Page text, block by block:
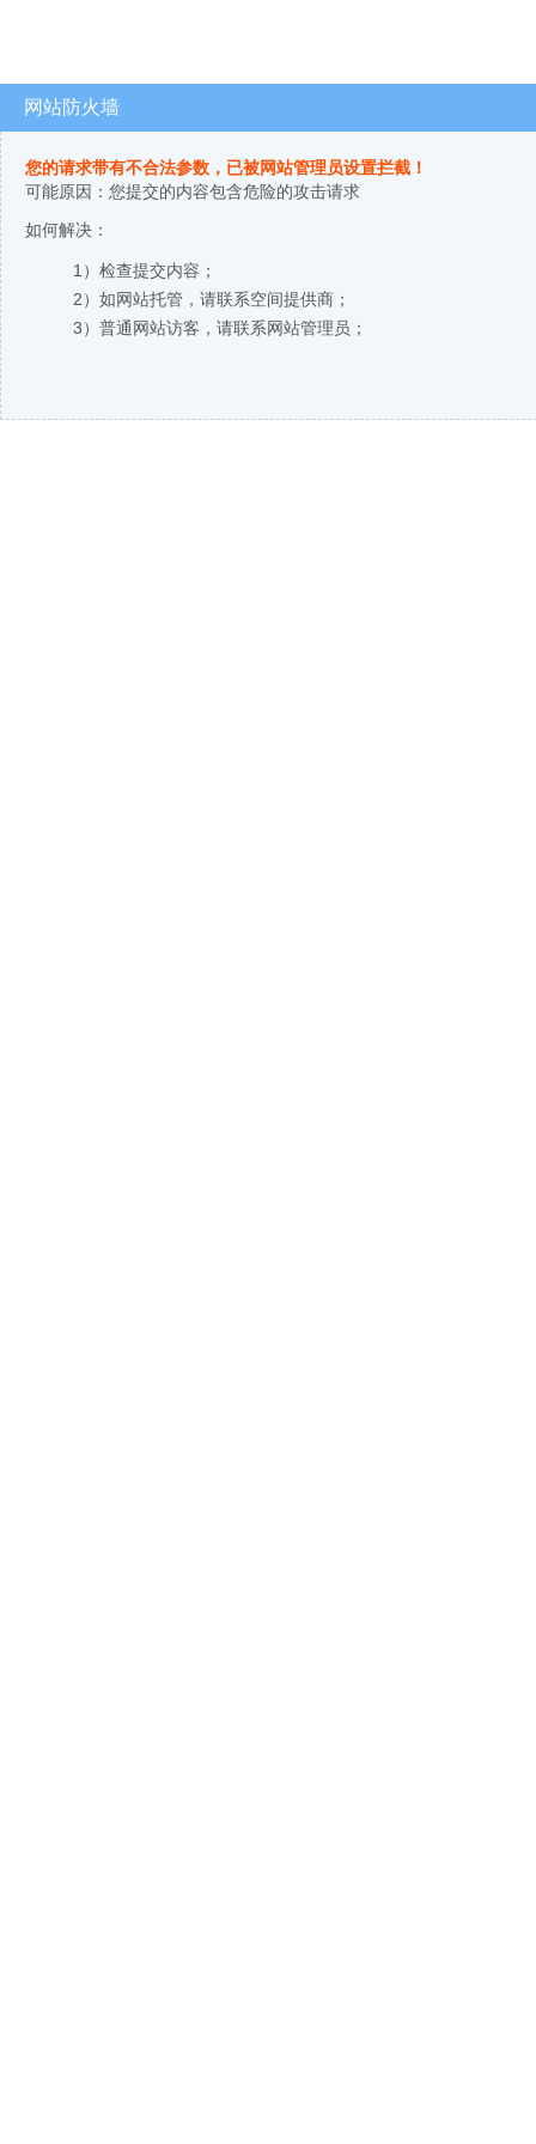
网站防火墙
您的请求带有不合法参数，已被网站管理员设置拦截！
可能原因：您提交的内容包含危险的攻击请求
如何解决：
1）检查提交内容；
2）如网站托管，请联系空间提供商；
3）普通网站访客，请联系网站管理员；